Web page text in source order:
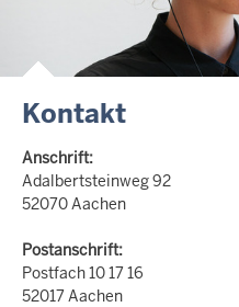
Kontakt
Anschrift:
Adalbertsteinweg 92
52070 Aachen
Postanschrift:
Postfach 10 17 16
52017 Aachen